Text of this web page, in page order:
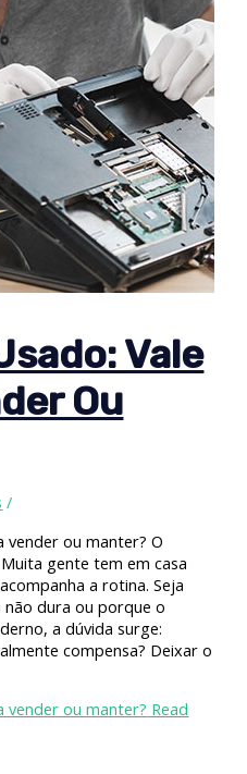
Vale
Ou
/
vender ou manter? O
gente tem em casa
a rotina. Seja
dura ou porque o
a dúvida surge:
compensa? Deixar o
vender ou manter? Read